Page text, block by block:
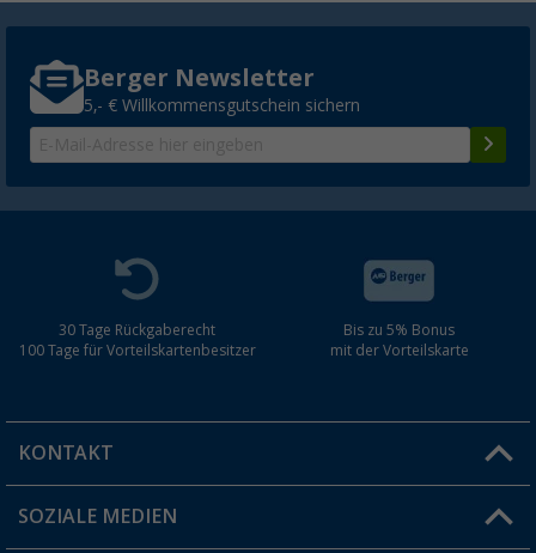
Berger Newsletter
5,- € Willkommensgutschein sichern
30 Tage Rückgaberecht
100 Tage für Vorteilskartenbesitzer
Bis zu 5% Bonus
mit der Vorteilskarte
KONTAKT
Du hast eine Frage?
SOZIALE MEDIEN